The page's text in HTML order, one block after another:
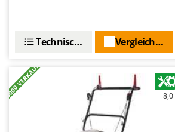
Vergleichen Sie
Technische Daten
+3000 VERKAUFT 8,0